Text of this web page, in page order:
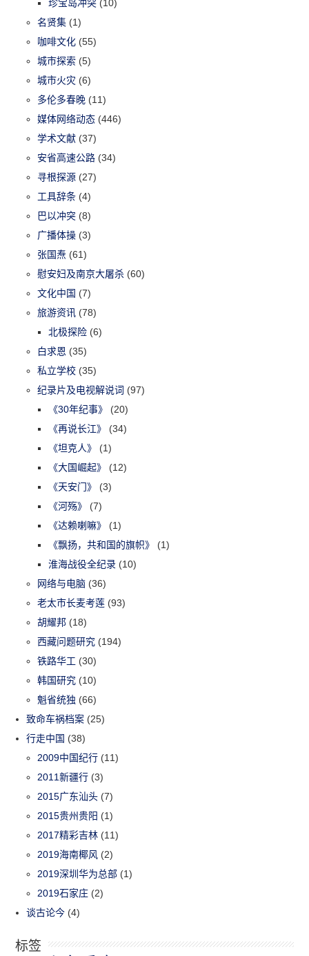
珍宝岛冲突 (10)
名贤集 (1)
咖啡文化 (55)
城市探索 (5)
城市火灾 (6)
多伦多春晚 (11)
媒体网络动态 (446)
学术文献 (37)
安省高速公路 (34)
寻根探源 (27)
工具辞条 (4)
巴以冲突 (8)
广播体操 (3)
张国焘 (61)
慰安妇及南京大屠杀 (60)
文化中国 (7)
旅游资讯 (78)
北极探险 (6)
白求恩 (35)
私立学校 (35)
纪录片及电视解说词 (97)
《30年纪事》
(20)
《再说长江》
(34)
《坦克人》
(1)
《大国崛起》
(12)
《天安门》
(3)
《河殇》
(7)
《达赖喇嘛》
(1)
《飘扬，共和国的旗帜》
(1)
淮海战役全纪录 (10)
网络与电脑 (36)
老太市长麦考莲 (93)
胡耀邦 (18)
西藏问题研究 (194)
铁路华工 (30)
韩国研究 (10)
魁省统独 (66)
致命车祸档案 (25)
行走中国 (38)
2009中国纪行 (11)
2011新疆行 (3)
2015广东汕头 (7)
2015贵州贵阳 (1)
2017精彩吉林 (11)
2019海南椰风 (2)
2019深圳华为总部 (1)
2019石家庄 (2)
谈古论今 (4)
标签